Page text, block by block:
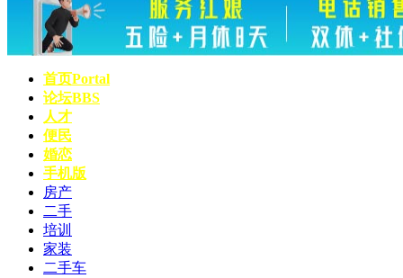
首页Portal
论坛BBS
人才
便民
婚恋
手机版
房产
二手
培训
家装
二手车